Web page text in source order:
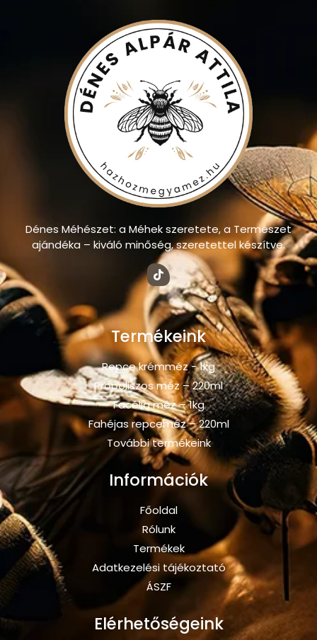
Dénes Méhészet: a Méhek szeretete, a Természet
ajándéka – kiváló minőség, szeretettel készítve.
Termékeink
Repce krémméz - 1kg
Propoliszos méz – 220ml
Facélia méz – 1kg
Fahéjas repceméz – 220ml
További termékeink
Információk
Főoldal
Rólunk
Termékek
Adatkezelési tájékoztató
ÁSZF
Elérhetőségeink